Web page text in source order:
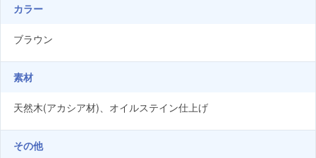
カラー
ブラウン
素材
天然木(アカシア材)、オイルステイン仕上げ
その他